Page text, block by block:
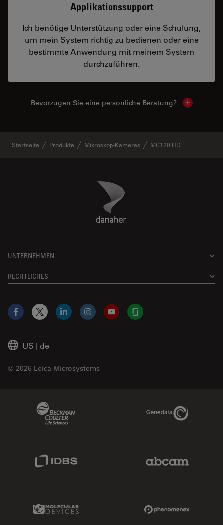
Applikationssupport
Ich benötige Unterstützung oder eine Schulung,
um mein System richtig zu bedienen oder eine
bestimmte Anwendung mit meinem System
durchzuführen.
Bevorzugen Sie eine persönliche Beratung? Show
Startseite Produkte Mikroskop-Kameras MC120 HD
Danaher Logo
UNTERNEHMEN
RECHTLICHES
US | de
© 2026 Leica Microsystems
Facebook
X LinkedInInstagramYouTubeGlassdoor
Genedata Link
IDBS Link
Molecular Devices Link